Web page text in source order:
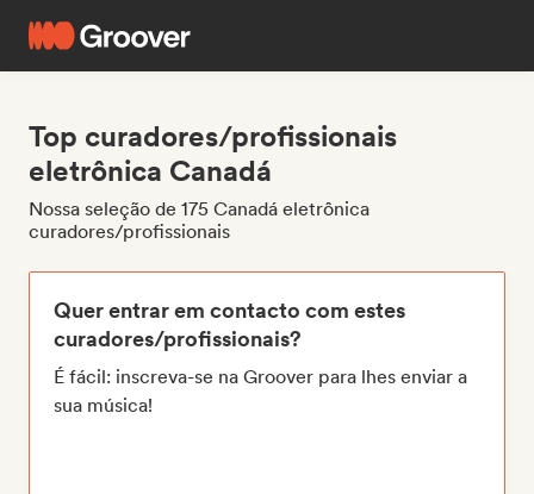
Top curadores/profissionais
eletrônica Canadá
Nossa seleção de 175 Canadá eletrônica
curadores/profissionais
Quer entrar em contacto com estes
curadores/profissionais?
É fácil: inscreva-se na Groover para lhes enviar a
sua música!